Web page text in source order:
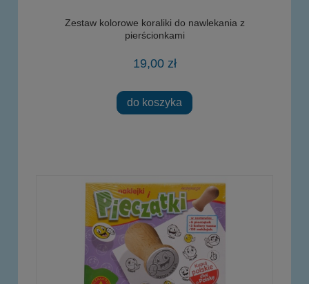
Zestaw kolorowe koraliki do nawlekania z
pierścionkami
19,00 zł
do koszyka